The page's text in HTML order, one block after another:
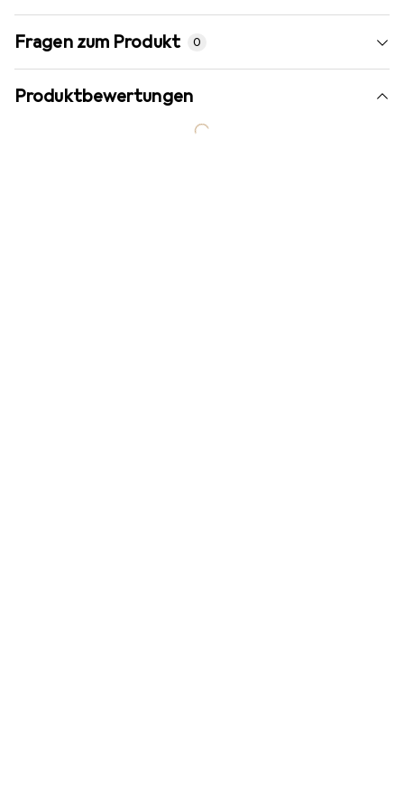
Fragen zum Produkt 0
Produktbewertungen